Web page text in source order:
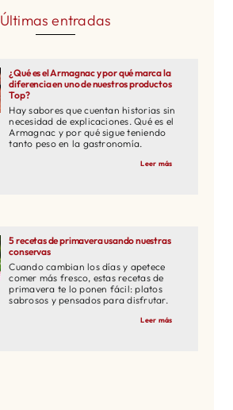
Últimas entradas
¿Qué es el Armagnac y por qué marca la
diferencia en uno de nuestros productos
Top?
Hay sabores que cuentan historias sin
necesidad de explicaciones. Qué es el
Armagnac y por qué sigue teniendo
tanto peso en la gastronomía.
Leer más
5 recetas de primavera usando nuestras
conservas
Cuando cambian los días y apetece
comer más fresco, estas recetas de
primavera te lo ponen fácil: platos
sabrosos y pensados para disfrutar.
Leer más